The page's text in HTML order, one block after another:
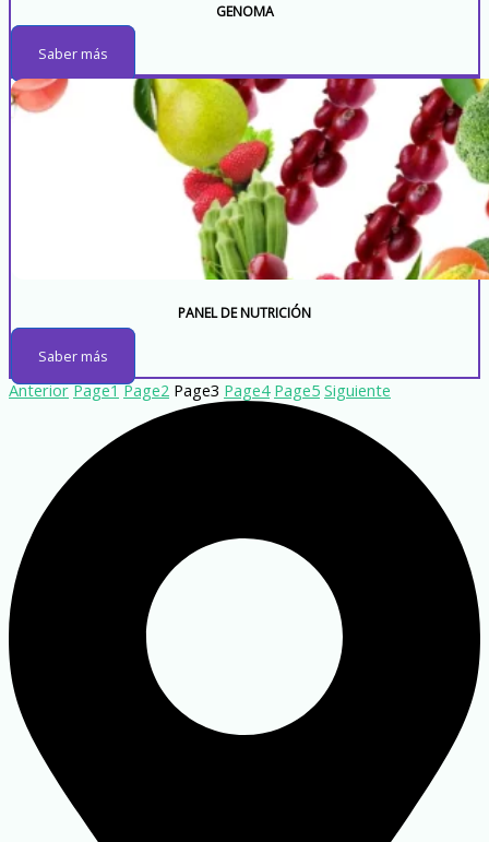
GENOMA
Saber más
PANEL DE NUTRICIÓN
Saber más
Anterior Page1 Page2 Page3 Page4 Page5 Siguiente